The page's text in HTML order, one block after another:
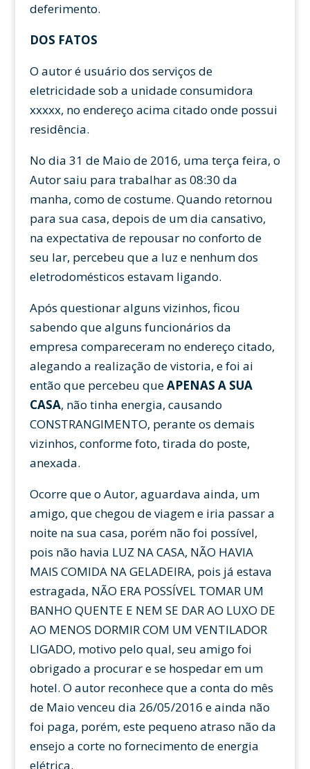
deferimento.
DOS FATOS
O autor é usuário dos serviços de
eletricidade sob a unidade consumidora
xxxxx, no endereço acima citado onde possui
residência.
No dia 31 de Maio de 2016, uma terça feira, o
Autor saiu para trabalhar as 08:30 da
manha, como de costume. Quando retornou
para sua casa, depois de um dia cansativo,
na expectativa de repousar no conforto de
seu lar, percebeu que a luz e nenhum dos
eletrodomésticos estavam ligando.
Após questionar alguns vizinhos, ficou
sabendo que alguns funcionários da
empresa compareceram no endereço citado,
alegando a realização de vistoria, e foi ai
então que percebeu queAPENAS A SUA
CASA, não tinha energia, causando
CONSTRANGIMENTO, perante os demais
vizinhos, conforme foto, tirada do poste,
anexada.
Ocorre que o Autor, aguardava ainda, um
amigo, que chegou de viagem e iria passar a
noite na sua casa, porém não foi possível,
pois não havia LUZ NA CASA, NÃO HAVIA
MAIS COMIDA NA GELADEIRA, pois já estava
estragada, NÃO ERA POSSÍVEL TOMAR UM
BANHO QUENTE E NEM SE DAR AO LUXO DE
AO MENOS DORMIR COM UM VENTILADOR
LIGADO, motivo pelo qual, seu amigo foi
obrigado a procurar e se hospedar em um
hotel. O autor reconhece que a conta do mês
de Maio venceu dia 26/05/2016 e ainda não
foi paga, porém, este pequeno atraso não da
ensejo a corte no fornecimento de energia
elétrica.